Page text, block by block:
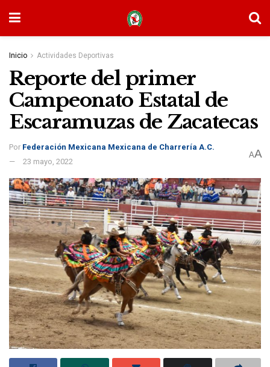
Inicio Actividades Deportivas
Reporte del primer
Campeonato Estatal de
Escaramuzas de Zacatecas
Por Federación Mexicana Mexicana de Charrería A.C.
23 mayo, 2022
AA